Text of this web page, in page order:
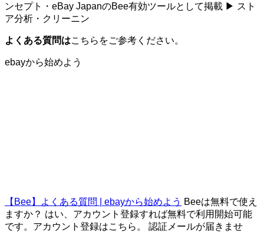
ンセプト・eBay JapanのBee有効ツールとして掲載 ▶ スト
ア分析・クリーニン
よくある質問はこちらをご参考ください。
ebayから始めよう
【Bee】よくある質問 | ebayから始めよう Beeは無料で使え
ますか？ はい、アカウント登録すれば無料で利用開始可能
です。アカウント登録はこちら。 認証メールが届きませ